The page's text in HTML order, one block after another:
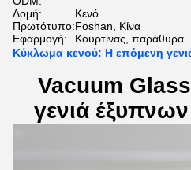
Δομή:
Κενό
Πρωτότυπο:Foshan, Κίνα
Εφαρμογή:
Κουρτίνας, παράθυρα
Κύκλωμα κενού: Η επόμενη
Vacuum
γενιά